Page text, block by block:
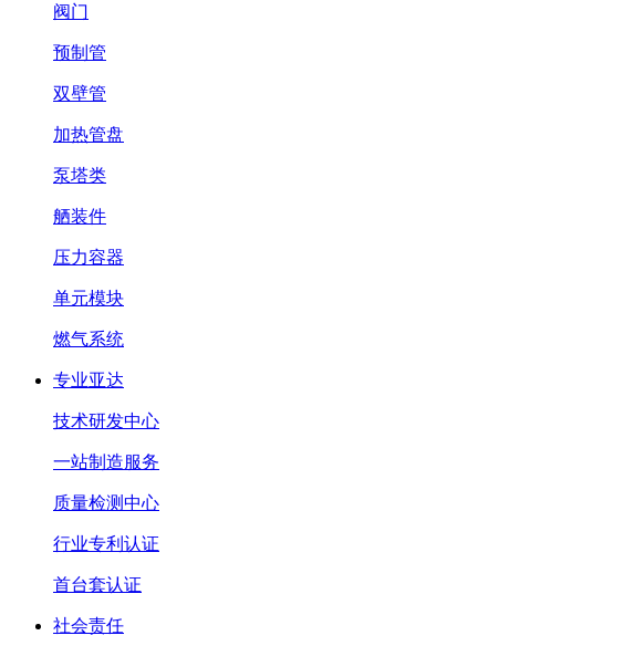
阀门
预制管
双壁管
加热管盘
泵塔类
舾装件
压力容器
单元模块
燃气系统
专业亚达
技术研发中心
一站制造服务
质量检测中心
行业专利认证
首台套认证
社会责任